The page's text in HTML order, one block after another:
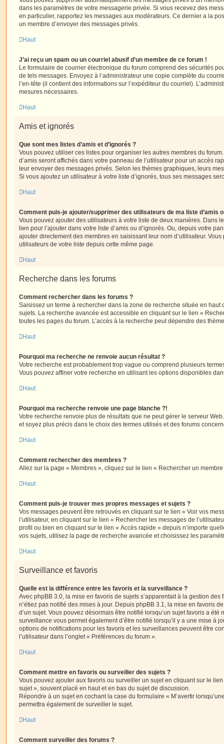
dans les paramètres de votre messagerie privée. Si vous recevez des
en particulier, rapportez les messages aux modérateurs. Ce dernier a la
un membre d’envoyer des messages privés.
Haut
J’ai reçu un spam ou un courriel abusif d’un membre de ce forum !
Le formulaire de courrier électronique du forum comprend des sécurités
de tels messages. Envoyez à l’administrateur une copie complète du
l’en-tête (il contient des informations sur l’expéditeur du courriel).
mesures nécessaires.
Haut
Amis et ignorés
Que sont mes listes d’amis et d’ignorés ?
Vous pouvez utiliser ces listes pour organiser les autres membres du
d’amis seront affichés dans votre panneau de l’utilisateur pour un accès
leur envoyer des messages privés. Selon les thèmes graphiques, leurs
Si vous ajoutez un utilisateur à votre liste d’ignorés, tous ses messages
Haut
Comment puis-je ajouter/supprimer des utilisateurs de ma liste d’amis
Vous pouvez ajouter des utilisateurs à votre liste de deux manières. Dans
lien pour l’ajouter dans votre liste d’amis ou d’ignorés. Ou, depuis votre
ajouter directement des membres en saisissant leur nom d’utilisateur.
utilisateurs de votre liste depuis cette même page.
Haut
Recherche dans les forums
Comment rechercher dans les forums ?
Saisissez un terme à rechercher dans la zone de recherche située en haut
sujets. La recherche avancée est accessible en cliquant sur le lien «
toutes les pages du forum. L’accès à la recherche peut dépendre des
Haut
Pourquoi ma recherche ne renvoie aucun résultat ?
Votre recherche est probablement trop vague ou comprend plusieurs
Vous pouvez affiner votre recherche en utilisant les options disponibles
Haut
Pourquoi ma recherche renvoie une page blanche ?!
Votre recherche renvoie plus de résultats que ne peut gérer le serveur
et soyez plus précis dans le choix des termes utilisés et des forums
Haut
Comment rechercher des membres ?
Allez sur la page « Membres », cliquez sur le lien « Rechercher un membre
Haut
Comment puis-je trouver mes propres messages et sujets ?
Vos messages peuvent être retrouvés en cliquant sur le lien « Voir vos
l’utilisateur, en cliquant sur le lien « Rechercher les messages de
profil ou bien en cliquant sur le lien « Accès rapide » depuis n’importe
vos sujets, utilisez la page de recherche avancée et choisissez les
Haut
Surveillance et favoris
Quelle est la différence entre les favoris et la surveillance ?
Avec phpBB 3.0, la mise en favoris de sujets s’apparentait à la gestion des
n’étiez pas notifié des mises à jour. Depuis phpBB 3.1, la mise en favoris
d’un sujet. Vous pouvez désormais être notifié lorsqu’un sujet favoris a été
surveillance vous permet également d’être notifié lorsqu’il y a une mise à
options de notifications pour les favoris et les surveillances peuvent être
l’utilisateur dans l’onglet « Préférences du forum ».
Haut
Comment mettre en favoris ou surveiller des sujets ?
Vous pouvez ajouter aux favoris ou surveiller un sujet en cliquant sur le
sujet », souvent placé en haut et en bas du sujet de discussion.
Répondre à un sujet en cochant la case du formulaire « M’avertir
permettra également de surveiller le sujet.
Haut
Comment surveiller des forums ?